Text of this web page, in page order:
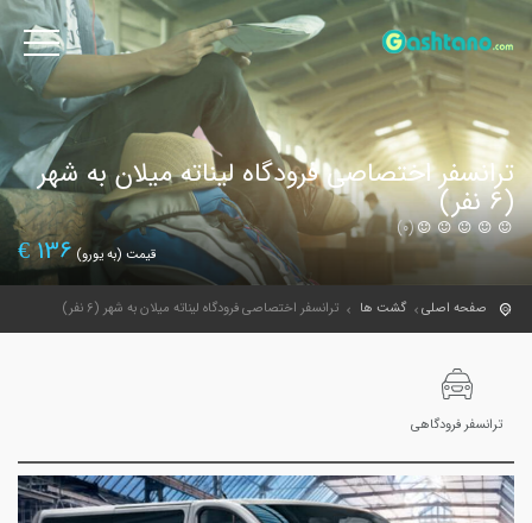
ترانسفر اختصاصی فرودگاه لیناته میلان به شهر
(6 نفر)
(0)
قیمت (به یورو) 136
€
صفحه اصلی گشت ها ترانسفر اختصاصی فرودگاه لیناته میلان به شهر (6 نفر)
ترانسفر فرودگاهی